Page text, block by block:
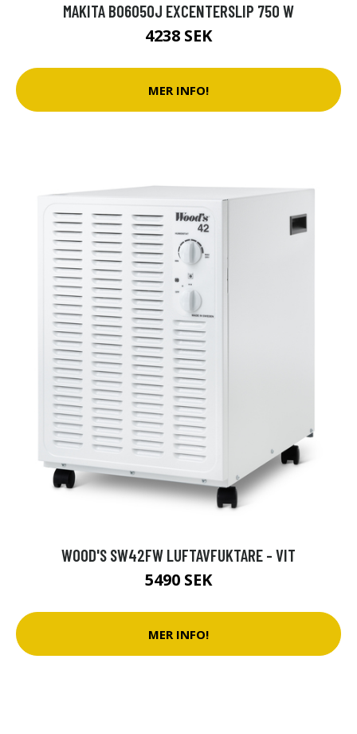
MAKITA BO6050J EXCENTERSLIP 750 W
4238 SEK
MER INFO!
WOOD'S SW42FW LUFTAVFUKTARE - VIT
5490 SEK
MER INFO!